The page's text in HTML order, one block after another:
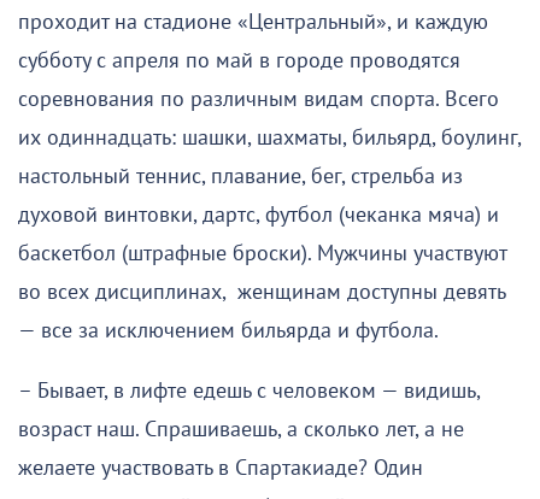
проходит на стадионе «Центральный», и каждую
субботу с апреля по май в городе проводятся
соревнования по различным видам спорта. Всего
их одиннадцать: шашки, шахматы, бильярд, боулинг,
настольный теннис, плавание, бег, стрельба из
духовой винтовки, дартс, футбол (чеканка мяча) и
баскетбол (штрафные броски). Мужчины участвуют
во всех дисциплинах, женщинам доступны девять
— все за исключением бильярда и футбола.
– Бывает, в лифте едешь с человеком — видишь,
возраст наш. Спрашиваешь, а сколько лет, а не
желаете участвовать в Спартакиаде? Один